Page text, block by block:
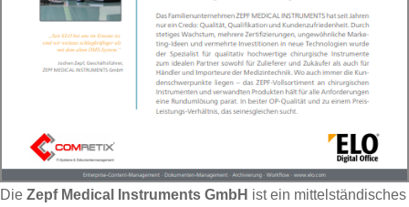
Die Zepf Medical Instruments GmbH ist ein mittelständisches